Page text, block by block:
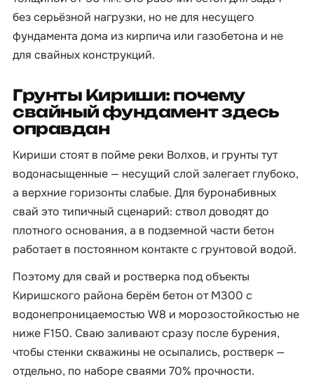
без серьёзной нагрузки, но не для несущего
фундамента дома из кирпича или газобетона и не
для свайных конструкций.
Грунты Кириши: почему
свайный фундамент здесь
оправдан
Кириши стоят в пойме реки Волхов, и грунты тут
водонасыщенные — несущий слой залегает глубоко,
а верхние горизонты слабые. Для буронабивных
свай это типичный сценарий: ствол доводят до
плотного основания, а в подземной части бетон
работает в постоянном контакте с грунтовой водой.
Поэтому для свай и ростверка под объекты
Киришского района берём бетон от М300 с
водонепроницаемостью W8 и морозостойкостью не
ниже F150. Сваю заливают сразу после бурения,
чтобы стенки скважины не осыпались, ростверк —
отдельно, по наборе сваями 70% прочности.